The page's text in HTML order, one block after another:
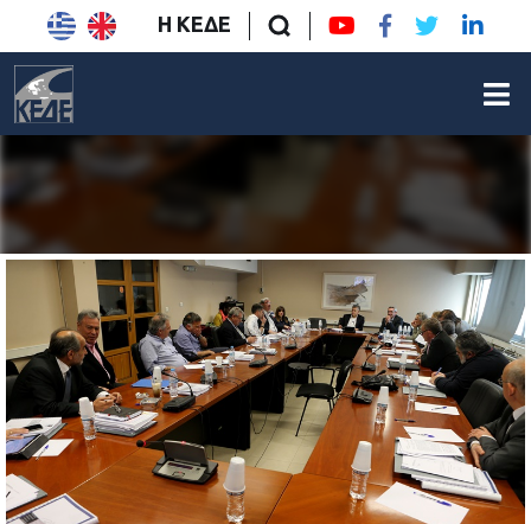
Η ΚΕΔΕ